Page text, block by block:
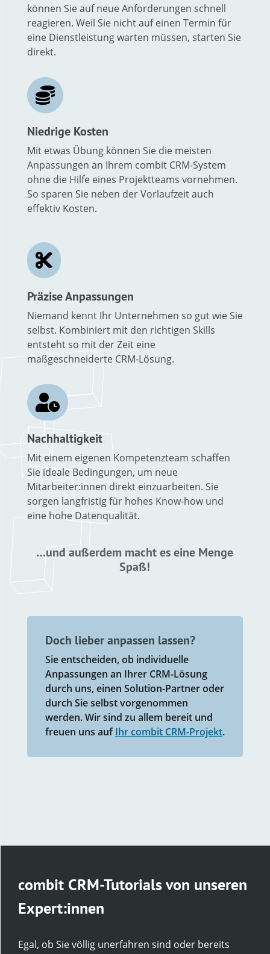
können Sie auf neue Anforderungen schnell
reagieren. Weil Sie nicht auf einen Termin für
eine Dienstleistung warten müssen, starten Sie
direkt.

Niedrige Kosten
Mit etwas Übung können Sie die meisten
Anpassungen an Ihrem combit CRM-System
ohne die Hilfe eines Projektteams vornehmen.
So sparen Sie neben der Vorlaufzeit auch
effektiv Kosten.

Präzise Anpassungen
Niemand kennt Ihr Unternehmen so gut wie Sie
selbst. Kombiniert mit den richtigen Skills
entsteht so mit der Zeit eine
maßgeschneiderte CRM-Lösung.

Nachhaltigkeit
Mit einem eigenen Kompetenzteam schaffen
Sie ideale Bedingungen, um neue
Mitarbeiter:innen direkt einzuarbeiten. Sie
sorgen langfristig für hohes Know-how und
eine hohe Datenqualität.
…und außerdem macht es eine Menge
Spaß!
Doch lieber anpassen lassen?
Sie entscheiden, ob individuelle
Anpassungen an Ihrer CRM-Lösung
durch uns, einen Solution-Partner oder
durch Sie selbst vorgenommen
werden. Wir sind zu allem bereit und
freuen uns aufIhr combit CRM-Projekt.
combit CRM-Tutorials von unseren
Expert:innen
Egal, ob Sie völlig unerfahren sind oder bereits